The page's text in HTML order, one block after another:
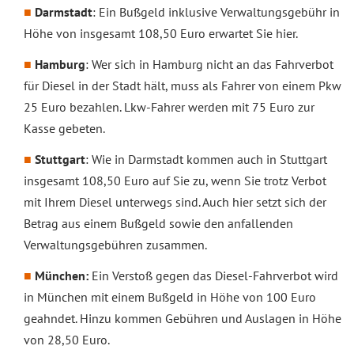
Darmstadt: Ein Bußgeld inklusive Verwaltungsgebühr in
Höhe von insgesamt 108,50 Euro erwartet Sie hier.
Hamburg: Wer sich in Hamburg nicht an das Fahrverbot
für Diesel in der Stadt hält, muss als Fahrer von einem Pkw
25 Euro bezahlen. Lkw-Fahrer werden mit 75 Euro zur
Kasse gebeten.
Stuttgart: Wie in Darmstadt kommen auch in Stuttgart
insgesamt 108,50 Euro auf Sie zu, wenn Sie trotz Verbot
mit Ihrem Diesel unterwegs sind. Auch hier setzt sich der
Betrag aus einem Bußgeld sowie den anfallenden
Verwaltungsgebühren zusammen.
München: Ein Verstoß gegen das Diesel-Fahrverbot wird
in München mit einem Bußgeld in Höhe von 100 Euro
geahndet. Hinzu kommen Gebühren und Auslagen in Höhe
von 28,50 Euro.